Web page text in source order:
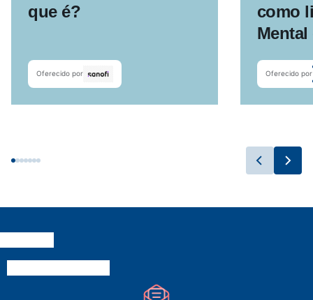
que é?
Oferecido por
como
Mental
Oferecido por